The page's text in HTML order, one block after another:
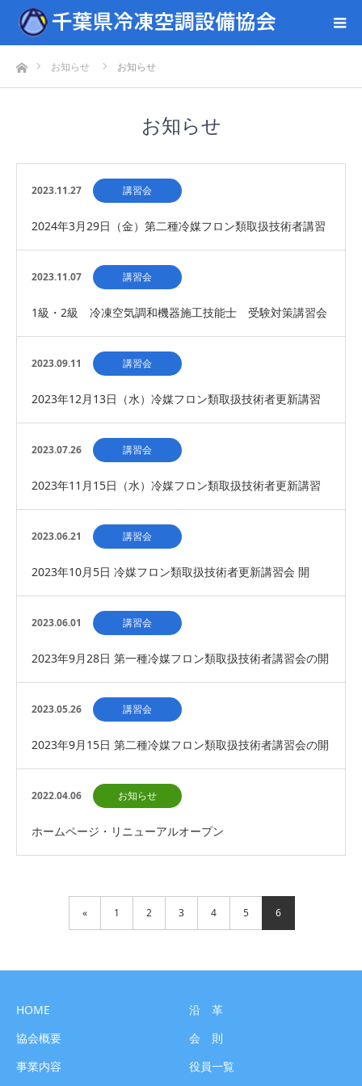
ホームお知らせ お知らせ
お知らせ
2023.11.27 講習会
2024年3月29日（金）第二種冷媒フロン類取扱技術者講習
会の開催＜募集締め切りました＞
2023.11.07 講習会
1級・2級 冷凍空気調和機器施工技能士 受験対策講習会
の開催について 終了しました。
2023.09.11 講習会
2023年12月13日（水）冷媒フロン類取扱技術者更新講習
会 開催 申込み締め切りました
2023.07.26 講習会
2023年11月15日（水）冷媒フロン類取扱技術者更新講習
会 開催
2023.06.21 講習会
2023年10月5日 冷媒フロン類取扱技術者更新講習会 開
催 （募集は締め切りました）
2023.06.01 講習会
2023年9月28日 第一種冷媒フロン類取扱技術者講習会の開
催 ＜募集は締め切りました＞
2023.05.26 講習会
2023年9月15日 第二種冷媒フロン類取扱技術者講習会の開
催 募集は締め切りました
2022.04.06 お知らせ
ホームページ・リニューアルオープン
« 1 2 3 4 5 6
HOME
協会概要
事業内容
沿 革
会 則
役員一覧